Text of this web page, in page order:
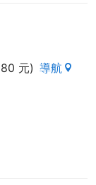
元) 導航